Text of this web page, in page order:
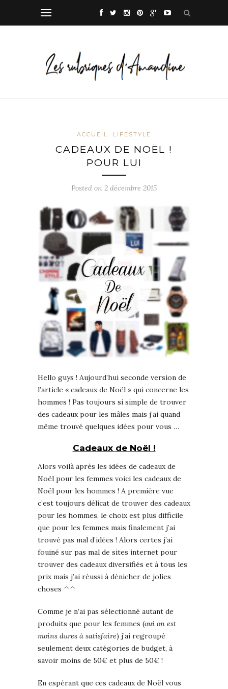
ACCUEIL LIFESTYLE
CADEAUX DE NOËL !
POUR LUI
Posted on 2 décembre 2015
Hello guys ! Aujourd’hui seconde version de
l’article « cadeaux de Noël » qui concerne les
hommes ! Pas toujours si simple de trouver
des cadeaux pour les mâles mais j’ai quand
même trouvé quelques idées pour vous …
Cadeaux de Noël !
Alors voilà après les idées de cadeaux de
Noël pour les femmes voici les cadeaux de
Noël pour les hommes ! A première vue
c’est toujours délicat de trouver des cadeaux
pour les hommes, le choix est plus difficile
que pour les femmes mais finalement j’ai
trouvé pas mal d’idées ! Alors certes j’ai
fouiné sur pas mal de sites internet pour
trouver des cadeaux diversifiés et à tous les
prix mais j’ai réussi à dénicher de jolies
choses ^^
Comme je n’ai pas sélectionné autant de
produits que pour les femmes (oui on est
moins dures à satisfaire) j’ai regroupé
seulement deux catégories de budget, à
savoir moins de 50€ et plus de 50€ !
En espérant que ces cadeaux de Noël vous